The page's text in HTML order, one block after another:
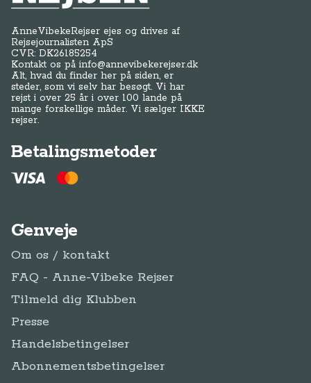
AnneVibekeRejser ejes og drives af
Rejsejournalisten ApS
CVR: DK26185254
Kontakt os påinfo@annevibekerejser.dk
Alt, hvad du finder her på siden, er
steder, som vi selv har besøgt. Vi har
rejst i over 25 år i over 100 lande på
mange forskellige måder. Vi sælger IKKE
rejser.
Betalingsmetoder
Genveje
Om os / kontakt
FAQ - Anne-Vibeke Rejser
Tilmeld dig Klubben
Presse
Handelsbetingelser
Abonnementsbetingelser